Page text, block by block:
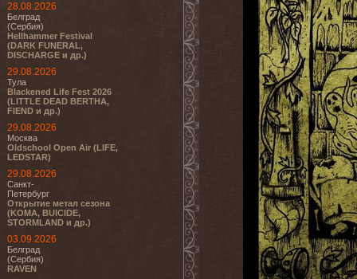
28.08.2026
Белград
(Сербия)
Hellhammer Festival
(DARK FUNERAL,
DISCHARGE и др.)
29.08.2026
Тула
Blackened Life Fest 2026
(LITTLE DEAD BERTHA,
FIEND и др.)
29.08.2026
Москва
Oldschool Open Air (LIFE,
LEDSTAR)
29.08.2026
Санкт-
Петербург
Открытие метал сезона
(KOMA, BUICIDE,
STORMLAND и др.)
03.09.2026
Белград
(Сербия)
RAVEN